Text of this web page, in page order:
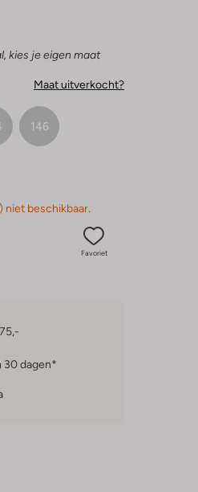
kies je eigen maat
Maat uitverkocht?
146
niet beschikbaar.
Favoriet
30 dagen*